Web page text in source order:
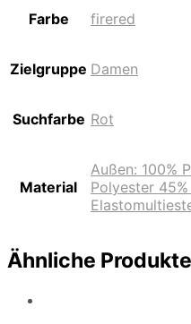
Farbe firered
Zielgruppe Damen
Suchfarbe Rot
Material
Außen: 100%
Polyester
Ähnliche Produkte